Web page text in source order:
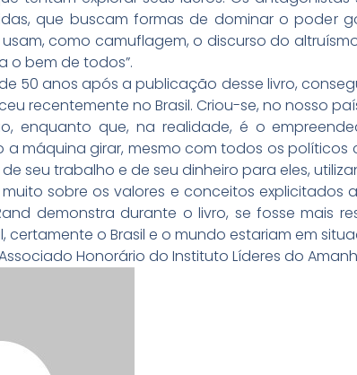
que buscam formas de dominar o poder
usam, como camuflagem, o discurso do
o bem de todos”.
de 50 anos após a publicação desse livro,
recentemente no Brasil. Criou-se, no nosso
enquanto que, na realidade, é o
a máquina girar, mesmo com todos os
seu trabalho e de seu dinheiro para eles,
sobre os valores e conceitos
demonstra durante o livro, se fosse mais
certamente o Brasil e o mundo estariam em
Honorário do Instituto Líderes do